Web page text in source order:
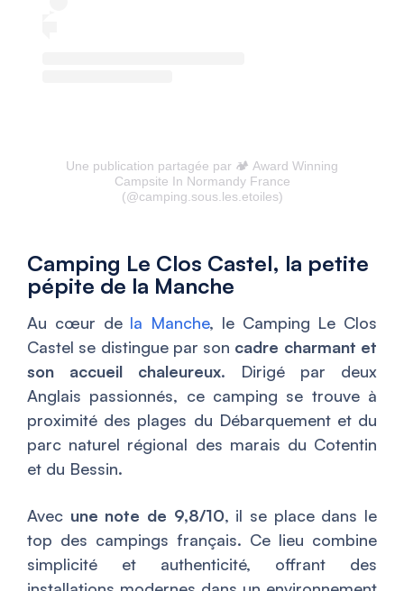
Une publication partagée par 🏕 Award Winning
Campsite In Normandy France
(@camping.sous.les.etoiles)
Camping Le Clos Castel, la petite
pépite de la Manche
Au cœur de la Manche, le Camping Le Clos
Castel se distingue par son cadre charmant et
son accueil chaleureux. Dirigé par deux
Anglais passionnés, ce camping se trouve à
proximité des plages du Débarquement et du
parc naturel régional des marais du Cotentin
et du Bessin.
Avec une note de 9,8/10, il se place dans le
top des campings français. Ce lieu combine
simplicité et authenticité, offrant des